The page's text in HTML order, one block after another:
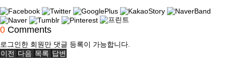
0 Comments
로그인한 회원만 댓글 등록이 가능합니다.
이전 다음 목록 답변